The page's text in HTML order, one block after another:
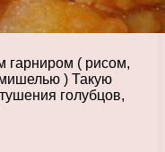
гарниром ( рисом,
) Такую
голубцов,